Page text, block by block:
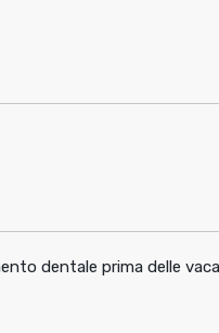
dentale prima delle